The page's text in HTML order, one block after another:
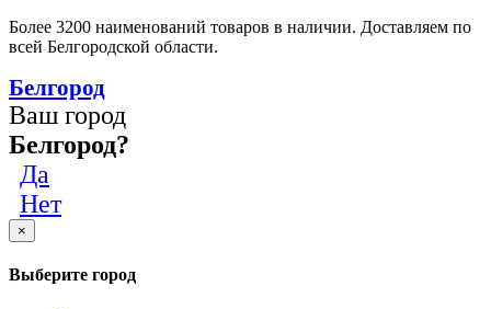
Более 3200 наименований товаров в наличии. Доставляем по
всей Белгородской области.
Белгород
Ваш город
Белгород?
Да
Нет
×
Выберите город